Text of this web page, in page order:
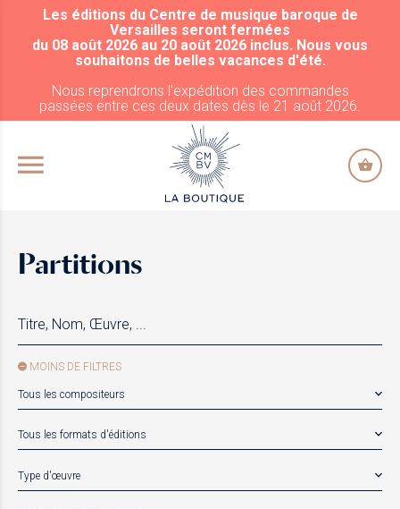
ALLER AU CONTENU PRINCIPAL
Les éditions du Centre de musique baroque de
Versailles seront fermées
du 08 août 2026 au 20 août 2026 inclus. Nous vous
souhaitons de belles vacances d'été.
Nous reprendrons l'expédition des commandes
passées entre ces deux dates dès le 21 août 2026.
Partitions
MOINS DE FILTRES
Tous les compositeurs
Tous les formats d'éditions
Type d'œuvre